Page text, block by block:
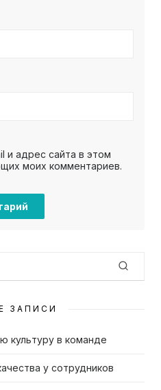
и адрес сайта в этом
моих комментариев.
ЗАПИСИ
культуру в команде
у сотрудников